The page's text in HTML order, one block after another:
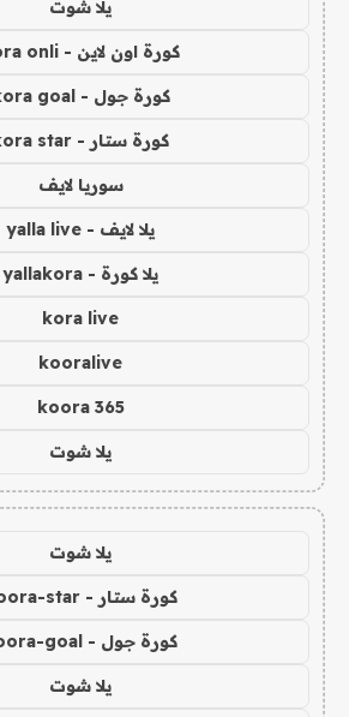
يلا شوت
كورة اون لاين - kora onli
كورة جول - kora goal
كورة ستار - kora star
سوريا لايف
يلا لايف - yalla live
يلا كورة - yallakora
kora live
kooralive
koora 365
يلا شوت
يلا شوت
كورة ستار - koora-star
كورة جول - koora-goal
يلا شوت